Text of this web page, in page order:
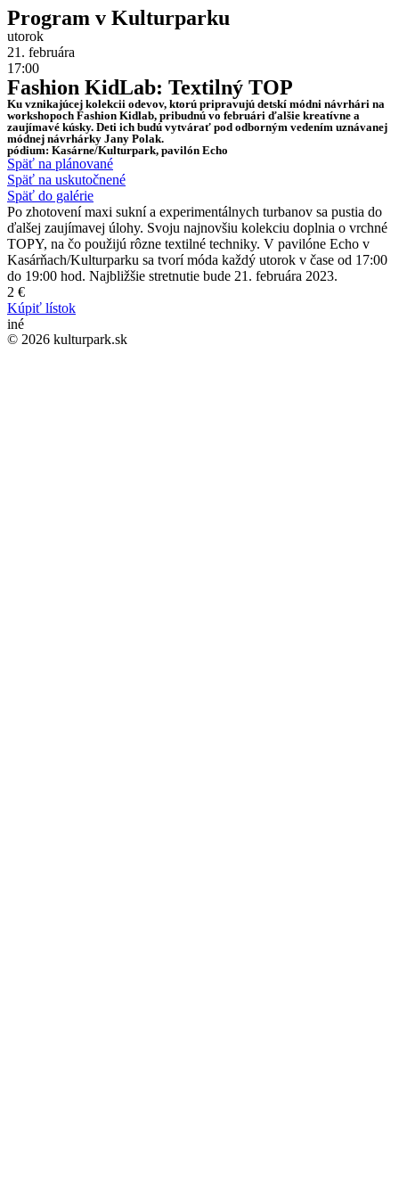
Program v Kulturparku
utorok
21. februára
17:00
Fashion KidLab: Textilný TOP
Ku vznikajúcej kolekcii odevov, ktorú pripravujú detskí módni návrhári na
workshopoch Fashion Kidlab, pribudnú vo februári ďalšie kreatívne a
zaujímavé kúsky. Deti ich budú vytvárať pod odborným vedením uznávanej
módnej návrhárky Jany Polak.
pódium: Kasárne/Kulturpark, pavilón Echo
Späť na plánované
Späť na uskutočnené
Späť do galérie
Po zhotovení maxi sukní a experimentálnych turbanov sa pustia do
ďalšej zaujímavej úlohy. Svoju najnovšiu kolekciu doplnia o vrchné
TOPY, na čo použijú rôzne textilné techniky. V pavilóne Echo v
Kasárňach/Kulturparku sa tvorí móda každý utorok v čase od 17:00
do 19:00 hod. Najbližšie stretnutie bude 21. februára 2023.
2 €
Kúpiť lístok
iné
© 2026 kulturpark.sk